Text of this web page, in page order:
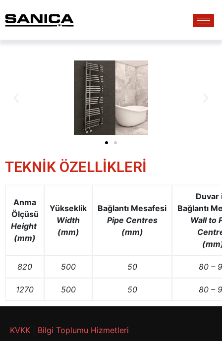
TEKNİK ÖZELLİKLERİ
Anma
Ölçüsü
Height
(mm)
Yükseklik
Width
(mm)
Bağlantı Mesafesi
Pipe Centres
(mm)
Duvar
Bağlantı
Wall to
820 500 50 80 –
1270 500 50 80 –
KVKK Bilgi Toplumu Hizmetleri